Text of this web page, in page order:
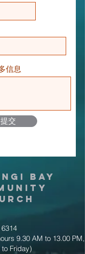
信息
提交
BAY
9.30 AM to 13.00 PM,
to Friday)